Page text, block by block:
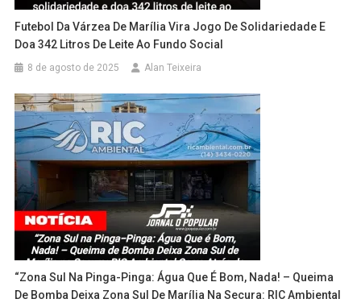
Futebol Da Várzea De Marília Vira Jogo De Solidariedade E
Doa 342 Litros De Leite Ao Fundo Social
8 de agosto de 2025 Alan Teixeira
“Zona Sul Na Pinga-Pinga: Água Que É Bom, Nada! – Queima
De Bomba Deixa Zona Sul De Marília Na Secura: RIC Ambiental